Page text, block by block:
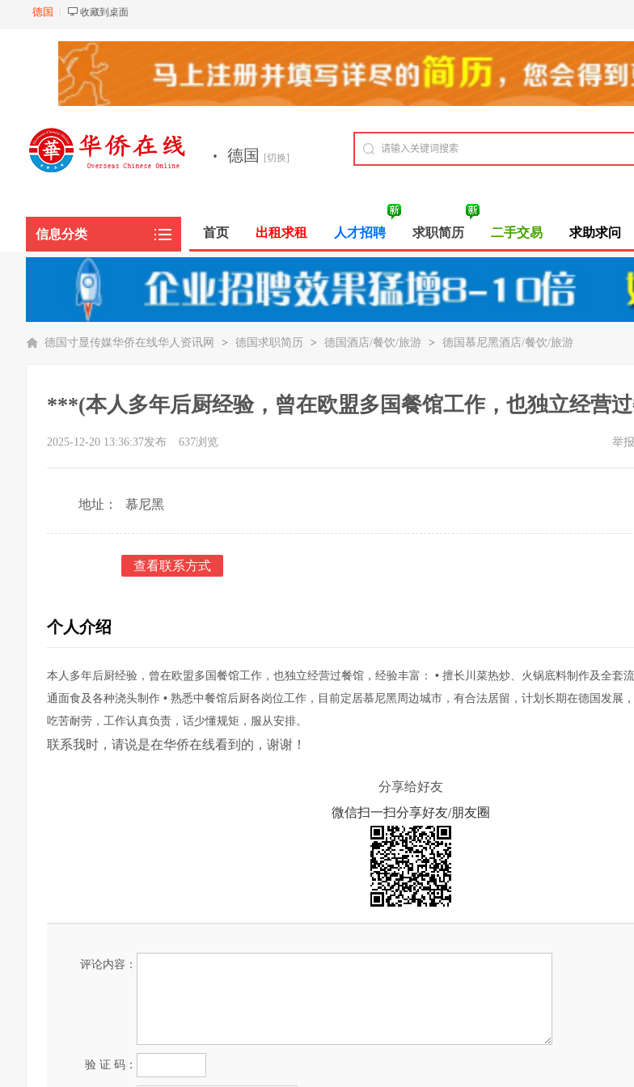
德国 收藏到桌面
· 德国 [切换]
信息分类 首页 出租求租 人才招聘 求职简历 二手交易 求助求问
德国寸显传媒华侨在线华人资讯网 > 德国求职简历 > 德国酒店/餐饮/旅游 > 德国慕尼黑酒店/餐饮/旅游
***(本人多年后厨经验，曾在欧盟多国餐馆工作，也独立经营
富： • 擅长川菜热炒)
2025-12-20 13:36:37发布 637浏览 举报
地址： 慕尼黑
查看联系方式
个人介绍
本人多年后厨经验，曾在欧盟多国餐馆工作，也独立经营过餐馆，经验丰富： • 擅长川菜热炒、火锅底料制作及全套
通面食及各种浇头制作 • 熟悉中餐馆后厨各岗位工作，目前定居慕尼黑周边城市，有合法居留，计划长期在德国发展
吃苦耐劳，工作认真负责，话少懂规矩，服从安排。
联系我时，请说是在华侨在线看到的，谢谢！
分享给好友
微信扫一扫分享好友/朋友圈
评论内容：
验 证 码：